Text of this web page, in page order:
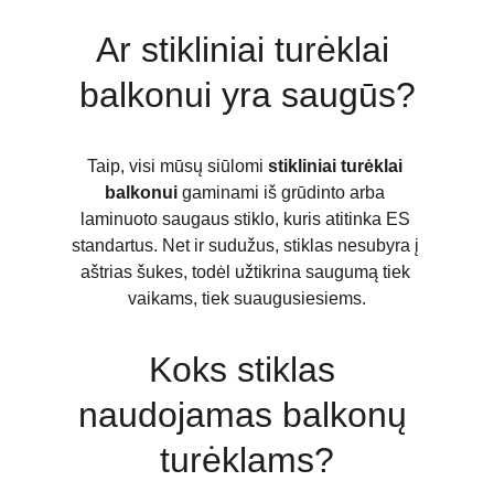
Ar stikliniai turėklai
balkonui yra saugūs?
Taip, visi mūsų siūlomi stikliniai turėklai
balkonui gaminami iš grūdinto arba
laminuoto saugaus stiklo, kuris atitinka ES
standartus. Net ir sudužus, stiklas nesubyra į
aštrias šukes, todėl užtikrina saugumą tiek
vaikams, tiek suaugusiesiems.
Koks stiklas
naudojamas balkonų
turėklams?